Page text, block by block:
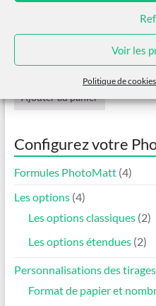
Voir les
Politique de cookies
Country 3
Offert
Ajouter au panier
Configurez votre
Formules PhotoMatt (4)
Les options (4)
Les options classiques (2)
Les options étendues (2)
Personnalisations des tirages
Format de papier et